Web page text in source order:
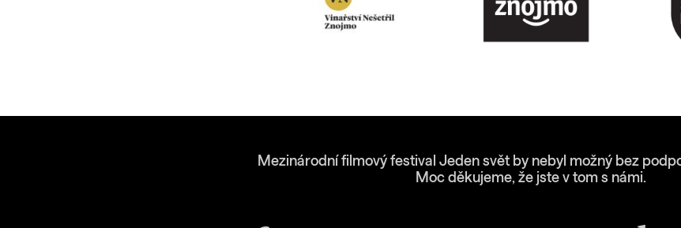
Mezinárodní filmový festival Jeden svět by nebyl možný bez
Moc děkujeme, že jste v tom s námi.